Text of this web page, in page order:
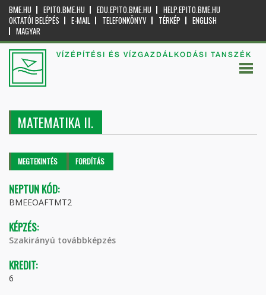
BME.HU EPITO.BME.HU EDU.EPITO.BME.HU
HELP.EPITO.BME.HU
OKTATÓI BELÉPÉS
E-MAIL TELEFONKÖNYV TÉRKÉP
ENGLISH
MAGYAR
VÍZÉPÍTÉSI ÉS VÍZGAZDÁLKODÁSI TANSZÉK
MATEMATIKA II.
Elsődleges fülek
MEGTEKINTÉS (AKTÍVFORDÍTÁS
NEPTUN KÓD:
BMEEOAFTMT2
KÉPZÉS:
Szakirányú továbbképzés
KREDIT:
6